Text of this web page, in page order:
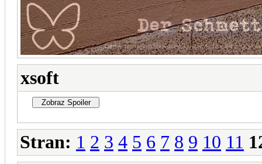
xsoft
Stran: 1 2 3 4 5 6 7 8 9 10 11